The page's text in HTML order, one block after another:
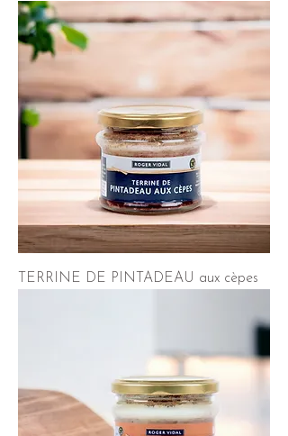
TERRINE DE PINTADEAU aux cèpes